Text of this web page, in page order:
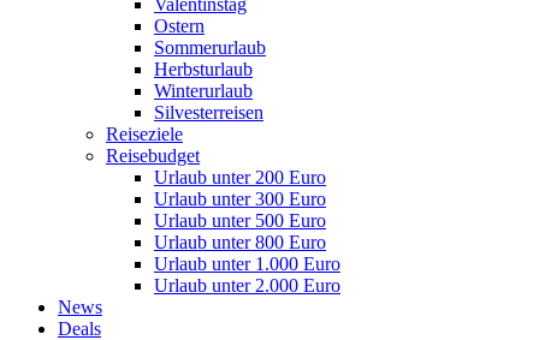
Valentinstag
Ostern
Sommerurlaub
Herbsturlaub
Winterurlaub
Silvesterreisen
Reiseziele
Reisebudget
Urlaub unter 200 Euro
Urlaub unter 300 Euro
Urlaub unter 500 Euro
Urlaub unter 800 Euro
Urlaub unter 1.000 Euro
Urlaub unter 2.000 Euro
News
Deals